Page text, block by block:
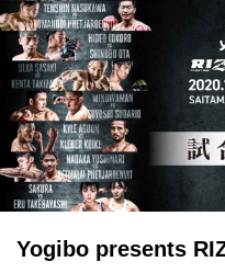
Yogibo presents